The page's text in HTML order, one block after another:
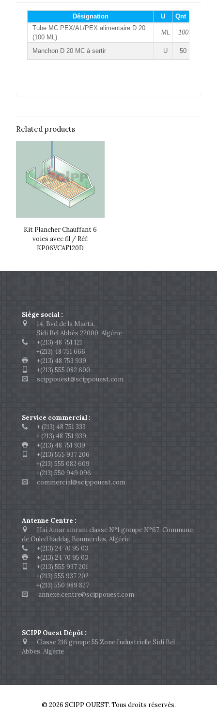
Désignation U
Qnt
Tube MC PEX/AL/PEX alimentaire D 20
(100 ML)
ML 100
Manchon D 20 MC à sertir U 50
Related products
Kit Plancher Chauffant 6
voies avec fil / Réf:
KP06VCAF120D
Siège social :
14, Bvd de la Macta,
Sidi Bel Abbès 22000, Algérie
+(213) 48 751 121
+(213) 48 751 666
+(213) 48 753 939
+(213) 555 082 600
scippouest@scippouest.com
Service commercial:
+ (213) 48 751 333
+ (213) 48 751 939
+(213) 48 751 939
+(213) 555 937 206
+(213) 555 082 609
+(213) 550 949 096
commercial@scippouest.com
Antenne Centre :
Hai Amar amrani classe N°1 groupe N°67 Commune
de Ouled haddaj, Boumerdes, Algérie
+(213) 24 70 95 03
+(213) 24 70 95 03
+(213) 555 937 201
+(213) 555 937 202
+(213) 550 989 827
annexe.centre@scippouest.com
SCIPP Ouest Dépôt :
Classe 216 groupe 55 Zone Industrielle Sidi Bel
Abbes, Algérie
© 2026 SCIPP OUEST. Tous droits réservés.